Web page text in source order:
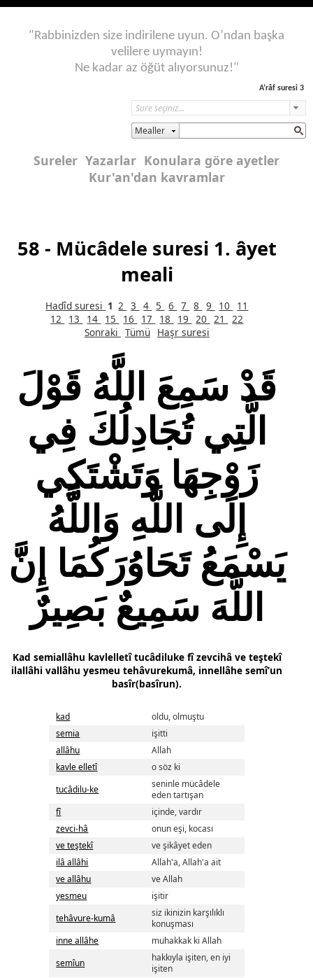
"Rabbinizden size indirilene uyun. O’ndan başka
velilere uymayın!
Ne kadar az öğüt alıyorsunuz!"
A’râf suresi 3
Mealler
Sureler Yazarlar Konulara göre ayetler
Kur'an'dan kavramlar
58 - Mücâdele suresi 1. âyet
meali
Hadîd suresi 1 2 3 4 5 6 7 8 9 10
11
12
13 14 15 16 17 18 19 20 21
22
Sonraki Tümü Haşr suresi
قَدْ سَمِعَ اللَّهُ قَوْلَ
الَّتِي تُجَادِلُكَ فِي
زَوْجِهَا وَتَشْتَكِي
إِلَى اللَّهِ وَاللَّهُ
يَسْمَعُ تَحَاوُرَكُمَا إِنَّ
اللَّهَ سَمِيعٌ بَصِيرٌ
Kad semiallâhu kavlelletî tucâdiluke fî zevcihâ ve teştekî
ilallâhi vallâhu yesmeu tehâvurekumâ, innellâhe semî’un
basîr(basîrun).
kad
oldu, olmuştu
semia
işitti
allâhu
Allah
kavle elletî
o söz ki
tucâdilu-ke
seninle mücâdele
eden tartışan
fî
içinde, vardır
zevci-hâ
onun eşi, kocası
ve teştekî
ve şikâyet eden
ilâ allâhi
Allah'a, Allah'a ait
ve allâhu
ve Allah
yesmeu
işitir
tehâvure-kumâ
siz ikinizin karşılıklı
konuşması
inne allâhe
muhakkak ki Allah
semîun
hakkıyla işiten, en iyi
işiten